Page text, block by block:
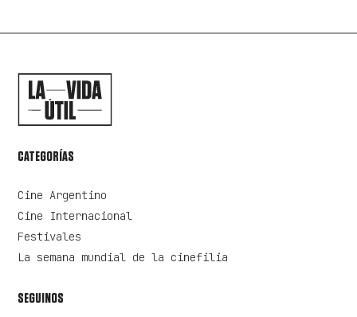
CATEGORÍAS
Cine Argentino
Cine Internacional
Festivales
La semana mundial de la cinefilia
SEGUINOS